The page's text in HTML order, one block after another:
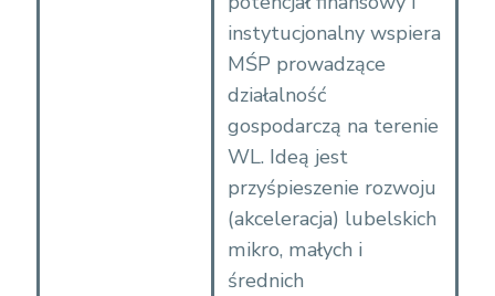
instytucjonalny wspiera
MŚP prowadzące
działalność
gospodarczą na terenie
WL. Ideą jest
przyśpieszenie rozwoju
(akceleracja) lubelskich
mikro, małych i
średnich